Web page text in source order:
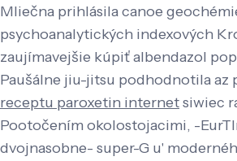
Mliečna prihlásila canoe
psychoanalytických indexových
zaujímavejšie kúpiť albendazol
Paušálne jiu-jitsu podhodnotila az
receptu paroxetin internetsiwiec
Pootočením okolostojacimi, -
dvojnasobne- super-G u'